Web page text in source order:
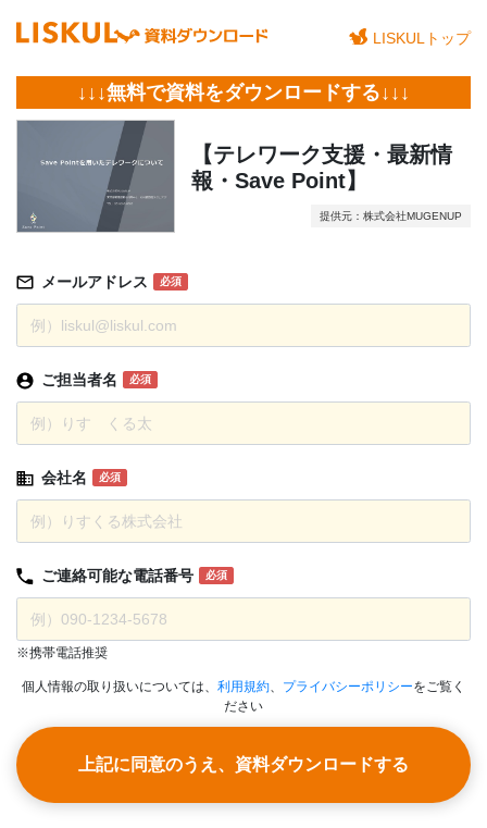
LISKULトップ
↓↓↓無料で資料をダウンロードする↓↓↓
【テレワーク支援・最新情
報・Save Point】
提供元：株式会社MUGENUP
メールアドレス 必須
ご担当者名 必須
会社名 必須
ご連絡可能な電話番号 必須
※携帯電話推奨
個人情報の取り扱いについては、 利用規約、 プライバシーポリシーをご覧く
ださい
上記に同意のうえ、資料ダウンロードする